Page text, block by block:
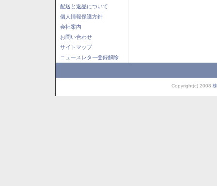
配送と返品について
個人情報保護方針
会社案内
お問い合わせ
サイトマップ
ニュースレター登録解除
Copyright(c) 2008